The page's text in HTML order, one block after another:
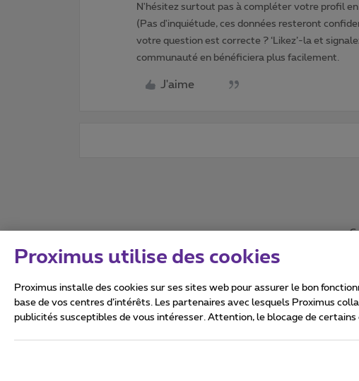
N'hésitez surtout pas à compléter votre profil
(Pas d'inquiétude, ces données resteront
votre question est correcte ? ‘Likez’-la et
communauté en bénéficiera plus facilement.
J'aime
Tous droits réservés. ©2026Proximus
Proximus utilise des cookies
Proximus installe des cookies sur ses sites web pour assurer le bon
base de vos centres d’intérêts. Les partenaires avec lesquels Proximus
publicités susceptibles de vous intéresser. Attention, le blocage de